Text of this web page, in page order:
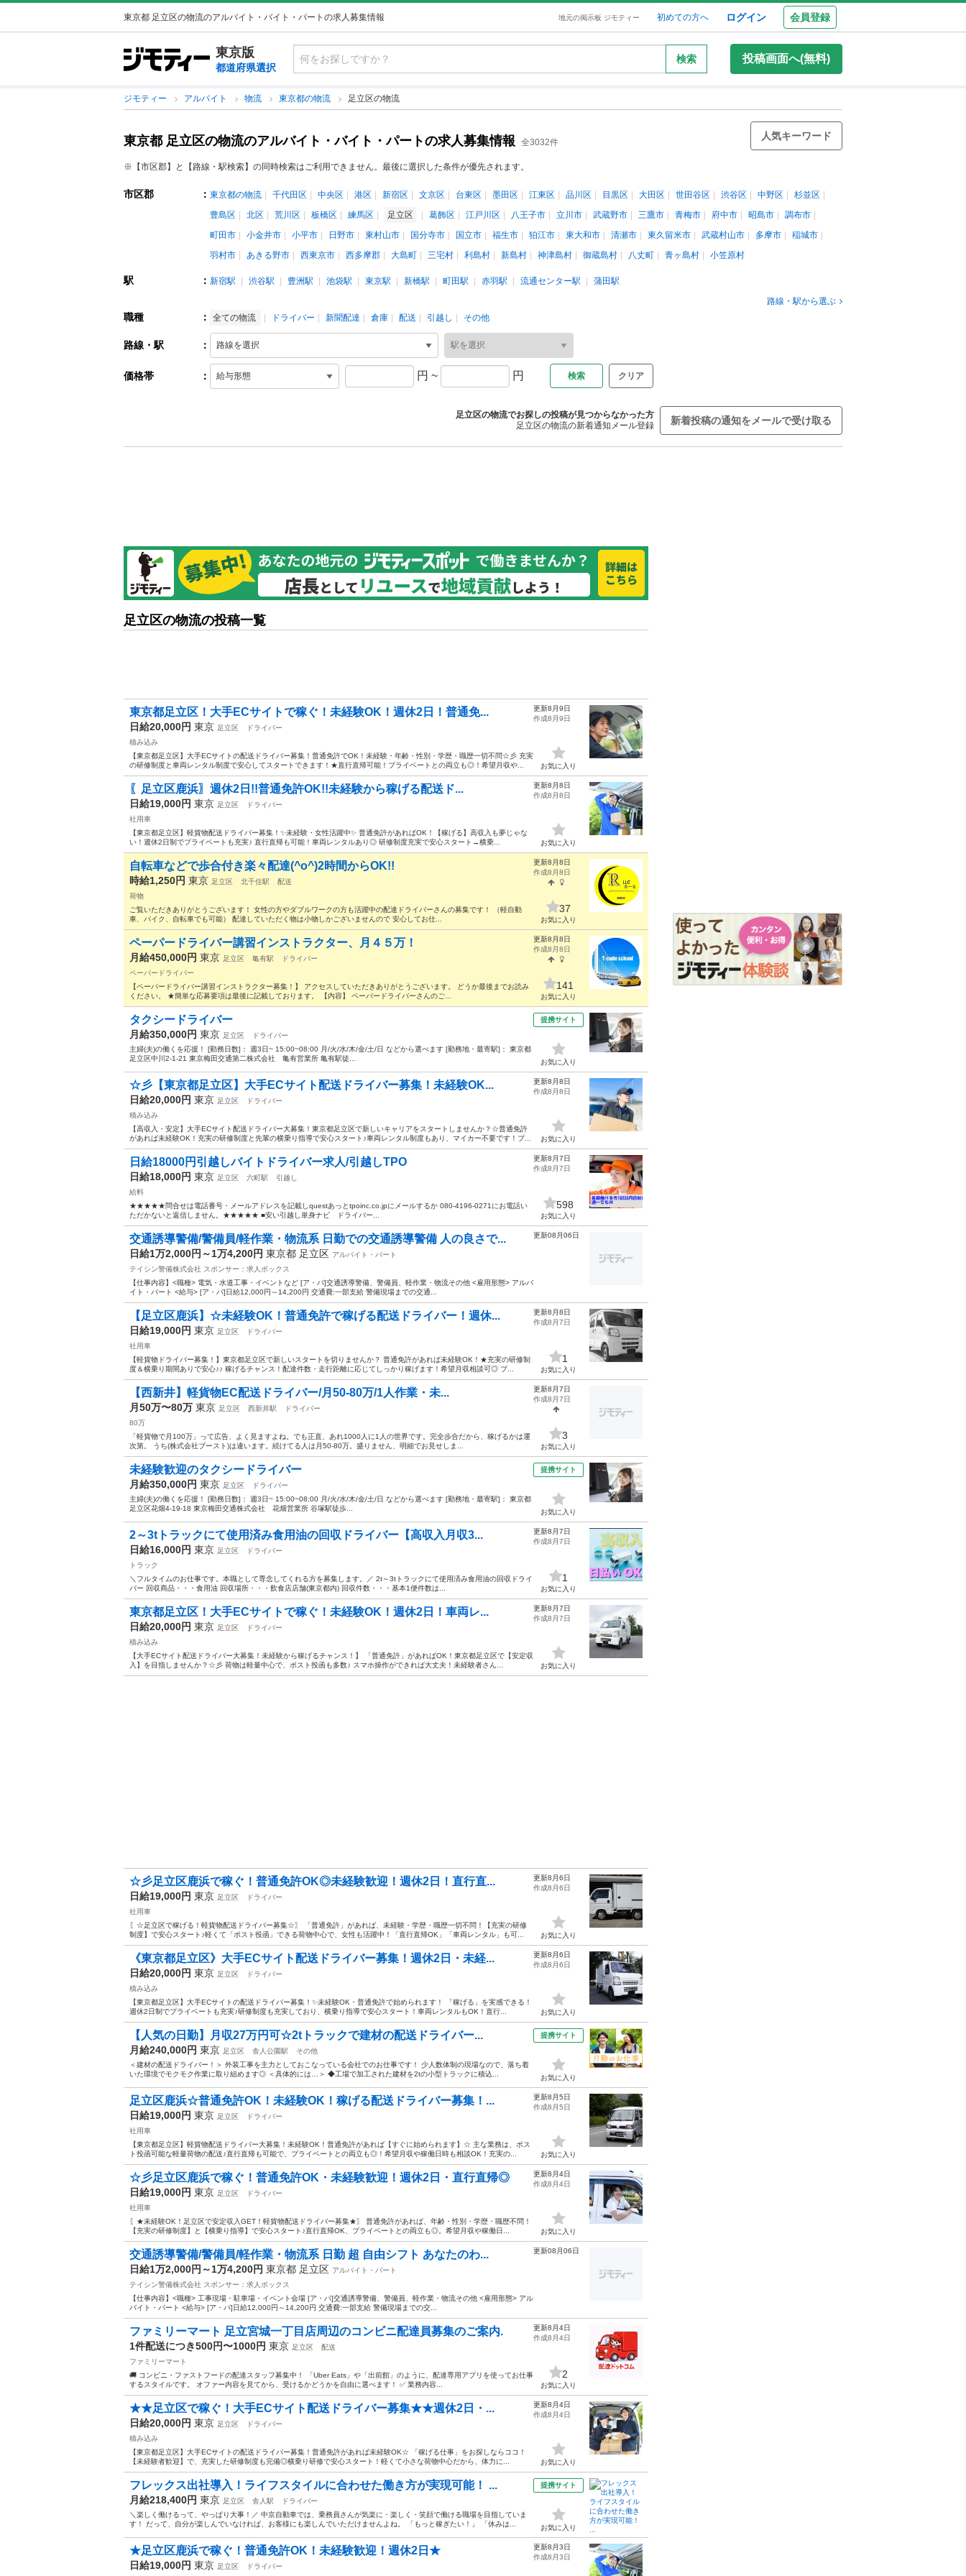
東京都 足立区の物流のアルバイト・バイト・パートの求人募集情報 地元の掲示板 ジモティー 初めての方へ ログイン 会員登録
東京版
都道府県選択
検索 投稿画面へ(無料)
ジモティー アルバイト 物流 東京都の物流 足立区の物流
東京都 足立区の物流のアルバイト・バイト・パートの求人募集情報 全3032件
人気キーワード
※【市区郡】と【路線・駅検索】の同時検索はご利用できません。最後に選択した条件が優先されます。
市区郡 ： 東京都の物流 千代田区 中央区 港区 新宿区 文京区 台東区 墨田区 江東区 品川区 目黒区 大田区 世田谷区 渋谷区 中野区
杉並区
豊島区
北区 荒川区 板橋区 練馬区 足立区 葛飾区 江戸川区 八王子市 立川市 武蔵野市 三鷹市 青梅市 府中市 昭島市
調布市
町田市
小金井市 小平市 日野市 東村山市 国分寺市 国立市 福生市 狛江市 東大和市 清瀬市 東久留米市 武蔵村山市 多摩市
稲城市
羽村市
あきる野市 西東京市 西多摩郡 大島町 三宅村 利島村 新島村 神津島村 御蔵島村 八丈町 青ヶ島村 小笠原村
駅 ： 新宿駅 渋谷駅 豊洲駅 池袋駅 東京駅 新橋駅 町田駅 赤羽駅 流通センター駅
蒲田駅
路線・駅から選ぶ
職種 ： 全ての物流 ドライバー 新聞配達 倉庫 配送 引越し その他
路線・駅 ：
価格帯 ： 円 ~ 円 クリア
足立区の物流でお探しの投稿が見つからなかった方
足立区の物流の新着通知メール登録
新着投稿の通知をメールで受け取る
足立区の物流の投稿一覧
東京都足立区！大手ECサイトで稼ぐ！未経験OK！週休2日！普通免...
日給20,000円 東京 足立区
ドライバー
積み込み
【東京都足立区】大手ECサイトの配送ドライバー募集！普通免許でOK！未経験・年齢・性別・学歴・職歴一切不問☆彡 充実
の研修制度と車両レンタル制度で安心してスタートできます！★直行直帰可能！プライベートとの両立も◎！希望月収や...
更新8月9日
作成8月9日
お気に入り
〖足立区鹿浜〗週休2日!!普通免許OK!!未経験から稼げる配送ド...
日給19,000円 東京 足立区
ドライバー
社用車
【東京都足立区】軽貨物配送ドライバー募集！✨未経験・女性活躍中✨ 普通免許があればOK！【稼げる】高収入も夢じゃな
い！週休2日制でプライベートも充実♪ 直行直帰も可能！車両レンタルあり◎ 研修制度充実で安心スタート→横乗...
更新8月8日
作成8月8日
お気に入り
自転車などで歩合付き楽々配達(^o^)2時間からOK!!
時給1,250円 東京 足立区 北千住駅
配送
荷物
ご覧いただきありがとうございます！ 女性の方やダブルワークの方も活躍中の配達ドライバーさんの募集です！ （軽自動
車、バイク、自転車でも可能） 配達していただく物は小物しかございませんので 安心してお仕...
更新8月8日
作成8月8日
37
お気に入り
ペーパードライバー講習インストラクター、月４５万！
月給450,000円 東京 足立区 亀有駅
ドライバー
ペーパードライバー
【ペーパードライバー講習インストラクター募集！】 アクセスしていただきありがとうございます。 どうか最後までお読み
ください。 ★簡単な応募要項は最後に記載しております。 【内容】 ペーパードライバーさんのご...
更新8月8日
作成8月8日
141
お気に入り
タクシードライバー
月給350,000円 東京 足立区
ドライバー
主婦(夫)の働くを応援！ [勤務日数]： 週3日~ 15:00~08:00 月/火/水/木/金/土/日 などから選べます [勤務地・最寄駅]： 東京都
足立区中川2-1-21 東京梅田交通第二株式会社 亀有営業所 亀有駅徒...
提携サイト
お気に入り
☆彡【東京都足立区】大手ECサイト配送ドライバー募集！未経験OK...
日給20,000円 東京 足立区
ドライバー
積み込み
【高収入・安定】大手ECサイト配送ドライバー大募集！東京都足立区で新しいキャリアをスタートしませんか？☆普通免許
があれば未経験OK！充実の研修制度と先輩の横乗り指導で安心スタート♪車両レンタル制度もあり、マイカー不要です！プ...
更新8月8日
作成8月8日
お気に入り
日給18000円引越しバイトドライバー求人/引越しTPO
日給18,000円 東京 足立区 六町駅
引越し
給料
★★★★★問合せは電話番号・メールアドレスを記載しquestあっとtpoinc.co.jpにメールするか 080-4196-0271にお電話い
ただかないと返信しません。★★★★★ ■安い引越し単身ナビ ドライバー...
更新8月7日
作成8月7日
598
お気に入り
交通誘導警備/警備員/軽作業・物流系 日勤での交通誘導警備 人の良さで...
日給1万2,000円～1万4,200円 東京都 足立区 アルバイト・パート
テイシン警備株式会社 スポンサー：求人ボックス
【仕事内容】<職種> 電気・水道工事・イベントなど [ア・パ]交通誘導警備、警備員、軽作業・物流その他 <雇用形態> アルバ
イト・パート <給与> [ア・パ]日給12,000円～14,200円 交通費:一部支給 警備現場までの交通...
更新08月06日
【足立区鹿浜】☆未経験OK！普通免許で稼げる配送ドライバー！週休...
日給19,000円 東京 足立区
ドライバー
社用車
【軽貨物ドライバー募集！】東京都足立区で新しいスタートを切りませんか？ 普通免許があれば未経験OK！★充実の研修制
度＆横乗り期間ありで安心♪♪ 稼げるチャンス！配達件数・走行距離に応じてしっかり稼げます！希望月収相談可◎ プ...
更新8月8日
作成8月7日
1
お気に入り
【西新井】軽貨物EC配送ドライバー/月50-80万/1人作業・未...
月50万〜80万 東京 足立区 西新井駅
ドライバー
80万
「軽貨物で月100万」って広告、よく見ますよね。でも正直、あれ1000人に1人の世界です。完全歩合だから、稼げるかは運
次第。 うち(株式会社ブースト)は違います。続けてる人は月50-80万。盛りません、明細でお見せしま...
更新8月7日
作成8月7日
3
お気に入り
未経験歓迎のタクシードライバー
月給350,000円 東京 足立区
ドライバー
主婦(夫)の働くを応援！ [勤務日数]： 週3日~ 15:00~08:00 月/火/水/木/金/土/日 などから選べます [勤務地・最寄駅]： 東京都
足立区花畑4-19-18 東京梅田交通株式会社 花畑営業所 谷塚駅徒歩...
提携サイト
お気に入り
2～3tトラックにて使用済み食用油の回収ドライバー【高収入月収3...
日給16,000円 東京 足立区
ドライバー
トラック
＼フルタイムのお仕事です。本職として専念してくれる方を募集します。／ 2t～3tトラックにて使用済み食用油の回収ドライ
バー 回収商品・・・食用油 回収場所・・・飲食店店舗(東京都内) 回収件数・・・基本1便件数は...
更新8月7日
作成8月7日
1
お気に入り
東京都足立区！大手ECサイトで稼ぐ！未経験OK！週休2日！車両レ...
日給20,000円 東京 足立区
ドライバー
積み込み
【大手ECサイト配送ドライバー大募集！未経験から稼げるチャンス！】 「普通免許」があればOK！東京都足立区で【安定収
入】を目指しませんか？☆彡 荷物は軽量中心で、ポスト投函も多数♪ スマホ操作ができれば大丈夫！未経験者さん...
更新8月7日
作成8月7日
お気に入り
☆彡足立区鹿浜で稼ぐ！普通免許OK◎未経験歓迎！週休2日！直行直...
日給19,000円 東京 足立区
ドライバー
社用車
〖☆足立区で稼げる！軽貨物配送ドライバー募集☆〗 「普通免許」があれば、未経験・学歴・職歴一切不問！【充実の研修
制度】で安心スタート♪軽くて「ポスト投函」できる荷物中心で、女性も活躍中！「直行直帰OK」「車両レンタル」も可...
更新8月6日
作成8月6日
お気に入り
《東京都足立区》大手ECサイト配送ドライバー募集！週休2日・未経...
日給20,000円 東京 足立区
ドライバー
積み込み
【東京都足立区】大手ECサイトの配送ドライバー募集！✨未経験OK・普通免許で始められます！ 「稼げる」を実感できる！
週休2日制でプライベートも充実♪研修制度も充実しており、横乗り指導で安心スタート！車両レンタルもOK！直行...
更新8月6日
作成8月6日
お気に入り
【人気の日勤】月収27万円可☆2tトラックで建材の配送ドライバー...
月給240,000円 東京 足立区 舎人公園駅
その他
＜建材の配送ドライバー！＞ 外装工事を主力としておこなっている会社でのお仕事です！ 少人数体制の現場なので、落ち着
いた環境でモクモク作業に取り組めます◎ ＜具体的には…＞ ◆工場で加工された建材を2tの小型トラックに積込...
提携サイト
お気に入り
足立区鹿浜☆普通免許OK！未経験OK！稼げる配送ドライバー募集！...
日給19,000円 東京 足立区
ドライバー
社用車
【東京都足立区】軽貨物配送ドライバー大募集！未経験OK！普通免許があれば【すぐに始められます】☆ 主な業務は、ポス
ト投函可能な軽量荷物の配送♪直行直帰も可能で、プライベートとの両立も◎！希望月収や稼働日時も相談OK！充実の...
更新8月5日
作成8月5日
お気に入り
☆彡足立区鹿浜で稼ぐ！普通免許OK・未経験歓迎！週休2日・直行直帰◎
日給19,000円 東京 足立区
ドライバー
社用車
〖★未経験OK！足立区で安定収入GET！軽貨物配送ドライバー募集★〗 普通免許があれば、年齢・性別・学歴・職歴不問！
【充実の研修制度】と【横乗り指導】で安心スタート♪直行直帰OK、プライベートとの両立も◎。希望月収や稼働日...
更新8月4日
作成8月4日
お気に入り
交通誘導警備/警備員/軽作業・物流系 日勤 超 自由シフト あなたのわ...
日給1万2,000円～1万4,200円 東京都 足立区 アルバイト・パート
テイシン警備株式会社 スポンサー：求人ボックス
【仕事内容】<職種> 工事現場・駐車場・イベント会場 [ア・パ]交通誘導警備、警備員、軽作業・物流その他 <雇用形態> アル
バイト・パート <給与> [ア・パ]日給12,000円～14,200円 交通費:一部支給 警備現場までの交...
更新08月06日
ファミリーマート 足立宮城一丁目店周辺のコンビニ配達員募集のご案内.
1件配送につき500円〜1000円 東京 足立区
配送
ファミリーマート
🚚 コンビニ・ファストフードの配達スタッフ募集中！ 「Uber Eats」や「出前館」のように、配達専用アプリを使ってお仕事
するスタイルです。 オファー内容を見てから、受けるかどうかを自由に選べます！ ✅ 業務内容...
更新8月4日
作成8月4日
2
お気に入り
★★足立区で稼ぐ！大手ECサイト配送ドライバー募集★★週休2日・...
日給20,000円 東京 足立区
ドライバー
積み込み
【東京都足立区】大手ECサイトの配送ドライバー募集！普通免許があれば未経験OK☆ 「稼げる仕事」をお探しならココ！
【未経験者歓迎】で、充実した研修制度も完備◎横乗り研修で安心スタート！軽くて小さな荷物中心だから、体力に...
更新8月4日
作成8月4日
お気に入り
フレックス出社導入！ライフスタイルに合わせた働き方が実現可能！ ...
月給218,400円 東京 足立区 舎人駅
ドライバー
＼楽しく働けるって、やっぱり大事！／ 中京自動車では、乗務員さんが気楽に・楽しく・笑顔で働ける職場を目指していま
す！ だって、自分が楽しんでいなければ、お客様にも楽しんでいただけませんよね。 「もっと稼ぎたい！」 「休みは...
提携サイト
お気に入り
★足立区鹿浜で稼ぐ！普通免許OK！未経験歓迎！週休2日★
日給19,000円 東京 足立区 ドライバー
更新8月3日
作成8月3日